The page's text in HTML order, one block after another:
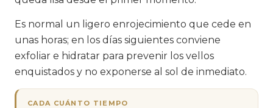
Es normal un ligero enrojecimiento que cede en
unas horas; en los días siguientes conviene
exfoliar e hidratar para prevenir los vellos
enquistados y no exponerse al sol de inmediato.
CADA CUÁNTO TIEMPO